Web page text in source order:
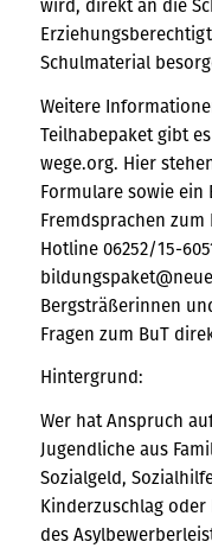
wird, direkt an die
Schulmaterial
Weitere
Teilhabepaket gibt
wege.org. Hier
Formulare sowie ein
Fremdsprachen
Hotline 06252/15-
Bergsträßerinnen
Fragen zum BuT
Hintergrund:
Wer hat Anspruch
Jugendliche aus
Sozialgeld,
Kinderzuschlag
des